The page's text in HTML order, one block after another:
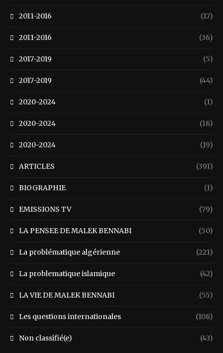
2011-2016 (17)
2011-2016 (36)
2017-2019 (5)
2017-2019 (44)
2020-2024 (1)
2020-2024 (18)
2020-2024 (19)
ARTICLES (391)
BIOGRAPHIE (1)
EMISSIONS TV (79)
LA PENSEE DE MALEK BENNABI (50)
La problématique algérienne (221)
La problematique islamique (42)
LA VIE DE MALEK BENNABI (55)
Les questions internationales (108)
Non classifié(e) (43)